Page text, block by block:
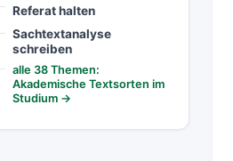
Referat halten
Sachtextanalyse
schreiben
alle 38 Themen:
Akademische Textsorten im
Studium →